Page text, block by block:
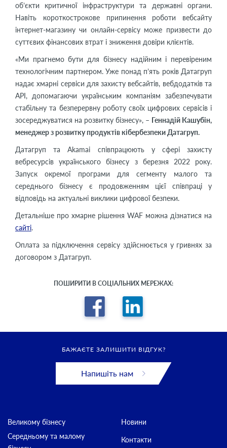
об’єкти критичної інфраструктури та державні органи.
Навіть короткострокове припинення роботи вебсайту
інтернет-магазину чи онлайн-сервісу може призвести до
суттєвих фінансових втрат і зниження довіри клієнтів.
«Ми прагнемо бути для бізнесу надійним і перевіреним
технологічним партнером. Уже понад п’ять років Датагруп
надає хмарні сервіси для захисту вебсайтів, вебдодатків та
API, допомагаючи українським компаніям забезпечувати
стабільну та безперервну роботу своїх цифрових сервісів і
зосереджуватися на розвитку бізнесу», – Геннадій Кашубін,
менеджер з розвитку продуктів кібербезпеки Датагруп.
Датагруп та Akamai співпрацюють у сфері захисту
вебресурсів українського бізнесу з березня 2022 року.
Запуск окремої програми для сегменту малого та
середнього бізнесу є продовженням цієї співпраці у
відповідь на актуальні виклики цифрової безпеки.
Детальніше про хмарне рішення WAF можна дізнатися на
сайті.
Оплата за підключення сервісу здійснюється у гривнях за
договором з Датагруп.
ПОШИРИТИ В СОЦІАЛЬНИХ МЕРЕЖАХ:
БАЖАЄТЕ ЗАЛИШИТИ ВІДГУК?
Напишіть нам
Великому бізнесу
Середньому та малому
Новини
Контакти